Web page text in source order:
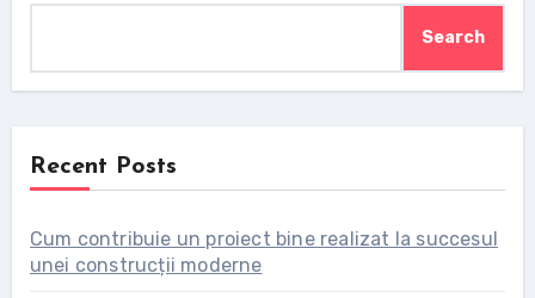
Search
Recent Posts
Cum contribuie un proiect bine realizat la succesul
unei construcții moderne